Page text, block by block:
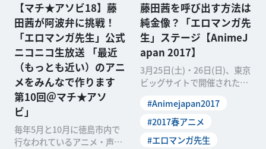
【マチ★アソビ18】藤
田茜が阿波弁に挑戦！
「エロマンガ先生」公式
ニコニコ生放送 「最近
（もっとも近い）のアニ
メをみんなで作ります
第10回＠マチ★アソ
ビ」
毎年5月と10月に徳島市内で
行なわれているアニメ・声
藤田茜を呼び出す方法は
純金像？「エロマンガ先
生」ステージ【AnimeJ
apan 2017】
3月25日(土)・26日(日)、東京
ビッグサイトで開催された日
「AnimeJ
#Animejapan2017
#2017春アニメ
#エロマンガ先生